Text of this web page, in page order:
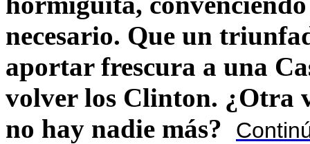
necesario. Que un
aportar frescura a una
volver los Clinton. ¿Otra
no hay nadie más?